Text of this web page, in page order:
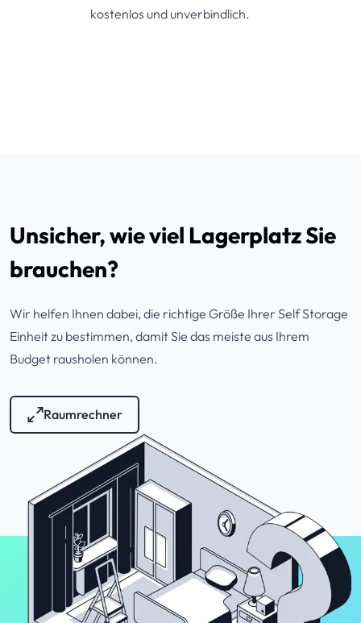
kostenlos und unverbindlich.
Unsicher, wie viel Lagerplatz Sie
brauchen?
Wir helfen Ihnen dabei, die richtige Größe Ihrer Self Storage
Einheit zu bestimmen, damit Sie das meiste aus Ihrem
Budget rausholen können.
Raumrechner